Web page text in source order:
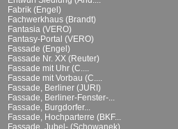
Fabrik (Engel)
Fachwerkhaus (Brandt)
Fantasia (VERO)
Fantasy-Portal (VERO)
Fassade (Engel)
Fassade Nr. XX (Reuter)
Fassade mit Uhr (C....
Fassade mit Vorbau (C....
Fassade, Berliner (JURI)
Fassade, Berliner-Fenster-...
Fassade, Burgdorfer...
Fassade, Hochparterre (BKF...
Fassade, Jubel- (Schowanek)